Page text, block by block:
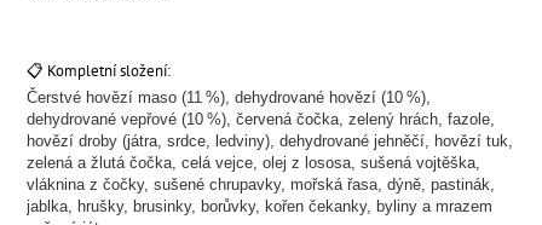
📋 Kompletní složení:
Čerstvé hovězí maso (11 %), dehydrované hovězí (10 %),
dehydrované vepřové (10 %), červená čočka, zelený hrách, fazole,
hovězí droby (játra, srdce, ledviny), dehydrované jehněčí, hovězí tuk,
zelená a žlutá čočka, celá vejce, olej z lososa, sušená vojtěška,
vláknina z čočky, sušené chrupavky, mořská řasa, dýně, pastinák,
jablka, hrušky, brusinky, borůvky, kořen čekanky, byliny a mrazem